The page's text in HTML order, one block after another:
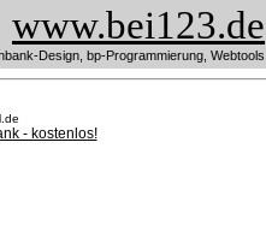
www.bei123.de
Design, bp-Programmierung, Webtools
- kostenlos!